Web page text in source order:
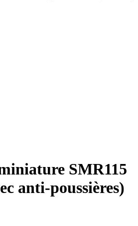
SMR115
anti-poussières)